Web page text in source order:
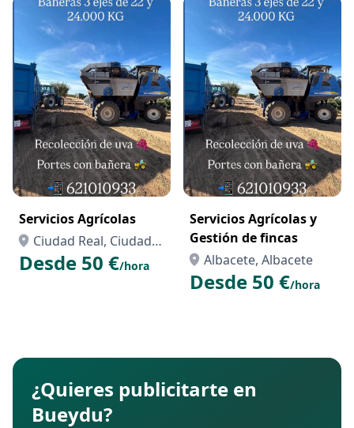
Servicios Agrícolas
Ciudad Real, Ciudad
Real
Desde 50 €/hora
Servicios Agrícolas y
Gestión de fincas
Albacete, Albacete
Desde 50 €/hora
¿Quieres publicitarte en
Bueydu?